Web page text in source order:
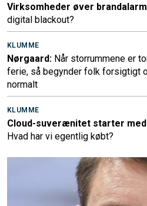
Virksomheder øver
digital blackout?
KLUMME
Nørgaard: Når storrummene er
ferie, så begynder folk forsigtigt
normalt
KLUMME
Cloud-suverænitet starter
Hvad har vi egentlig købt?